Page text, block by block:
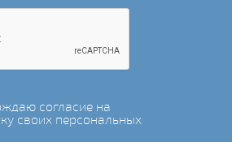
согласие на
своих персональных